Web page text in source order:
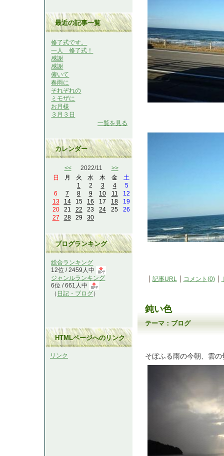
記事URL コメント(0)
鈍い色
テーマ：ブログ
そぼふる雨の今朝、雲
最近の記事一覧
修了式です。
一人 修了式！
感謝
感謝
俯いて
春雨に
それぞれの
ミモザに
お月様
３月３日
一覧を見る
カレンダー
<<2022/11 >>
日
月 火 水 木 金
土
1
2 3 4
5
6
7 8 9 10 11
12
13
14 15 16 17 18
19
20
21 22 23 24 25
26
27
28 29 30
ブログランキング
総合ランキング
12位 / 2459人中
ジャンルランキング
6位 / 661人中
（ 日記・ブログ）
HTMLページへのリンク
リンク